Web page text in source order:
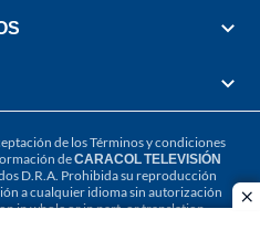
de losTérminos y condiciones
deCARACOL TELEVISIÓN
D.R.A. Prohibida su reproducción
a cualquier idioma sin autorización
in whole or in part, or translation